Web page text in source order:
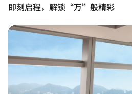
即刻启程，解锁“万”般精彩